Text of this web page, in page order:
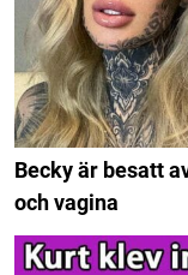
Becky är besatt
och vagina